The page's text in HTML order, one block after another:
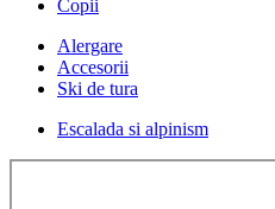
Copii
Alergare
Accesorii
Ski de tura
Escalada si alpinism